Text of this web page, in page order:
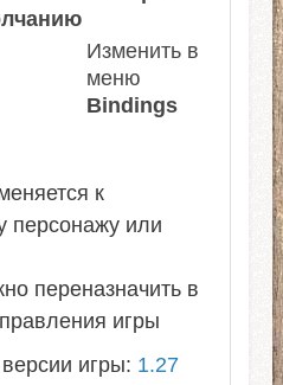
Изменить в
меню
Bindings
к
персонажу или
переназначить в
игры
игры: 1.27